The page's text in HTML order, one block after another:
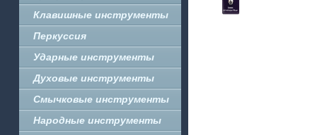
Клавишные инструменты
Перкуссия
Ударные инструменты
Духовые инструменты
Смычковые инструменты
Народные инструменты